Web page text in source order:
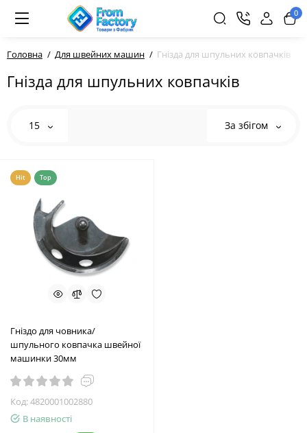
0
Головна Для швейних машин Гнізда для шпульних ковпачків
Гнізда для шпульних ковпачків
15 За збігом
Hit Top
Гніздо для човника/
шпульного ковпачка швейної
машинки 30мм
Код:4820001002880
В наявності